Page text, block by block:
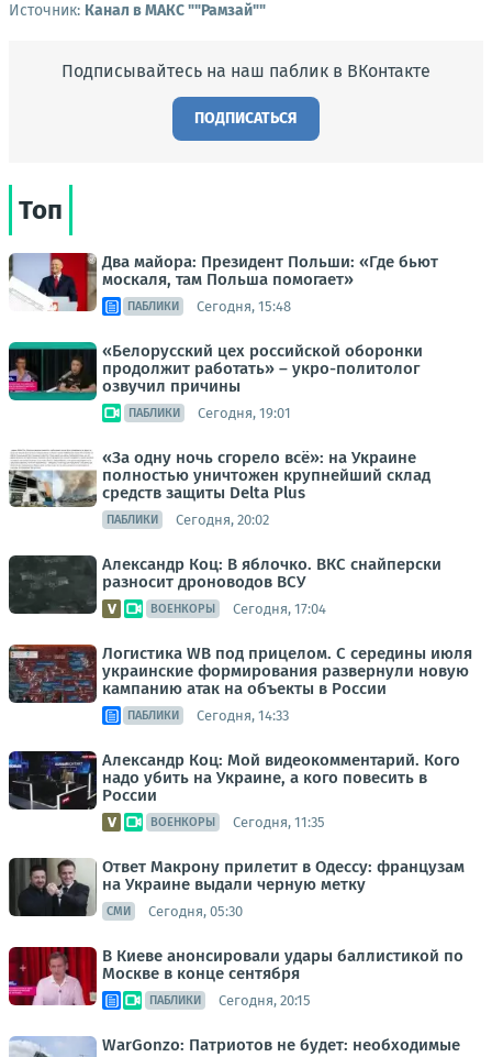
Источник: Канал в МАКС ""Рамзай""
Подписывайтесь на наш паблик в ВКонтакте
ПОДПИСАТЬСЯ
Топ
Два майора: Президент Польши: «Где бьют
москаля, там Польша помогает»
ПАБЛИКИ Сегодня, 15:48
«Белорусский цех российской оборонки
продолжит работать» – укро-политолог
озвучил причины
ПАБЛИКИ Сегодня, 19:01
«За одну ночь сгорело всё»: на Украине
полностью уничтожен крупнейший склад
средств защиты Delta Plus
ПАБЛИКИ Сегодня, 20:02
Александр Коц: В яблочко. ВКС снайперски
разносит дроноводов ВСУ
ВОЕНКОРЫ Сегодня, 17:04
Логистика WB под прицелом. С середины июля
украинские формирования развернули новую
кампанию атак на объекты в России
ПАБЛИКИ Сегодня, 14:33
Александр Коц: Мой видеокомментарий. Кого
надо убить на Украине, а кого повесить в
России
ВОЕНКОРЫ Сегодня, 11:35
Ответ Макрону прилетит в Одессу: французам
на Украине выдали черную метку
СМИ Сегодня, 05:30
В Киеве анонсировали удары баллистикой по
Москве в конце сентября
ПАБЛИКИ Сегодня, 20:15
WarGonzo: Патриотов не будет: необходимые